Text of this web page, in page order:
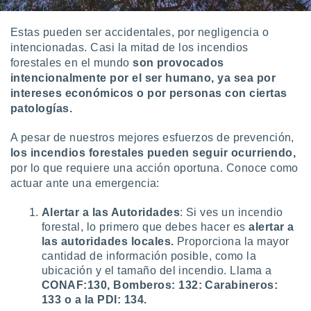
mediante
publicidad
publicidad
1199
Estas pueden ser accidentales, por negligencia o
intencionadas. Casi la mitad de los incendios
forestales en el mundo son provocados
intencionalmente por el ser humano, ya sea por
intereses económicos o por personas con ciertas
patologías.
A pesar de nuestros mejores esfuerzos de prevención,
los incendios forestales pueden seguir ocurriendo,
por lo que requiere una acción oportuna. Conoce como
actuar ante una emergencia:
Alertar a las Autoridades: Si ves un incendio
forestal, lo primero que debes hacer esalertar a
las autoridades locales. Proporciona la mayor
cantidad de información posible, como la
ubicación y el tamaño del incendio. Llama a
CONAF:130, Bomberos: 132: Carabineros:
133 o a la PDI: 134.